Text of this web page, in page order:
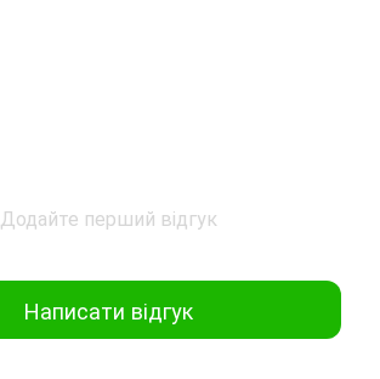
Додайте перший відгук
Написати відгук